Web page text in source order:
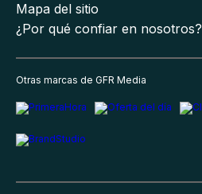
Mapa del sitio
¿Por qué confiar en nosotros?
Otras marcas de GFR Media